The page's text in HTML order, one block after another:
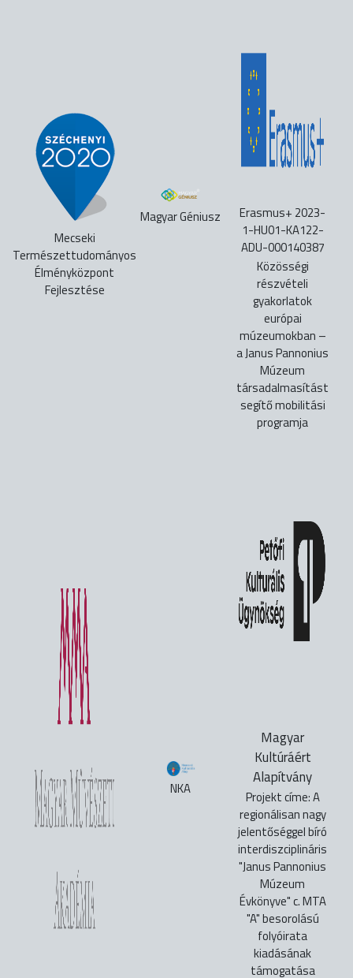
Mecseki
Természettudományos
Élményközpont
Fejlesztése
Magyar Géniusz
Erasmus+ 2023-
1-HU01-KA122-
ADU-000140387
Közösségi
részvételi
gyakorlatok
európai
múzeumokban –
a Janus Pannonius
Múzeum
társadalmasítást
segítő mobilitási
programja
NKA
Magyar
Kultúráért
Alapítvány
Projekt címe: A
regionálisan nagy
jelentőséggel bíró
interdiszciplináris
"Janus Pannonius
Múzeum
Évkönyve" c. MTA
"A" besorolású
folyóirata
kiadásának
támogatása